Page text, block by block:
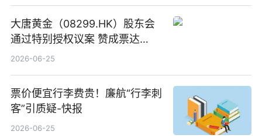
大唐黄金（08299.HK）股东会
通过特别授权议案 赞成票达
100%_新动态
2026-06-25
票价便宜行李费贵！廉航“行李刺
客”引质疑-快报
2026-06-25